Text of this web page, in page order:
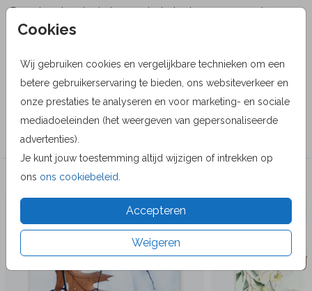
Cookies
Wij gebruiken cookies en vergelijkbare technieken om een
betere gebruikerservaring te bieden, ons websiteverkeer en
onze prestaties te analyseren en voor marketing- en sociale
mediadoeleinden (het weergeven van gepersonaliseerde
advertenties).
Je kunt jouw toestemming altijd wijzigen of intrekken op
ons ons cookiebeleid
Accepteren
Weigeren
Rouwkaart met ruimte voor het plaatsen van een eigen
foto. Op de achtergrond paarse bladeren van een
Designer
Alma Langerak
Veel gekozen producten